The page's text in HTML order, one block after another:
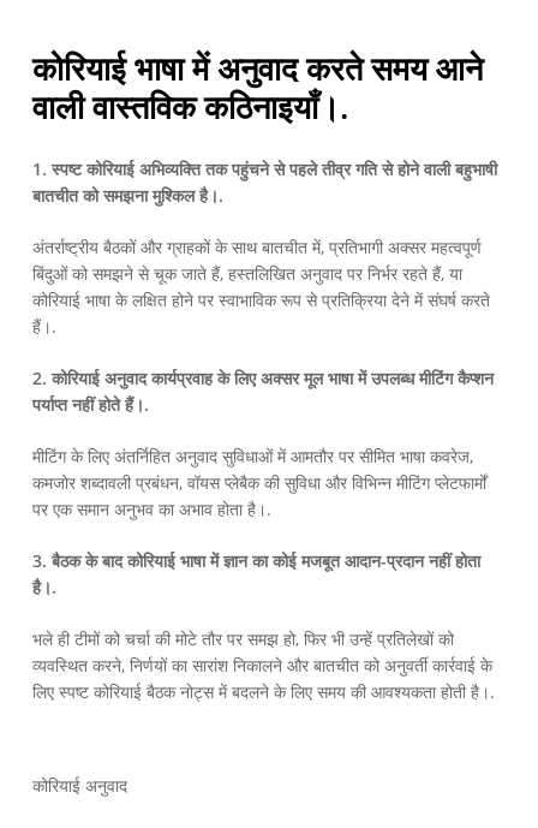
कोरियाई भाषा में अनुवाद करते समय आने
वाली वास्तविक कठिनाइयाँ।.
1. स्पष्ट कोरियाई अभिव्यक्ति तक पहुंचने से पहले तीव्र गति से होने वाली बहुभाषी
बातचीत को समझना मुश्किल है।.
अंतर्राष्ट्रीय बैठकों और ग्राहकों के साथ बातचीत में, प्रतिभागी अक्सर महत्वपूर्ण
बिंदुओं को समझने से चूक जाते हैं, हस्तलिखित अनुवाद पर निर्भर रहते हैं, या
कोरियाई भाषा के लक्षित होने पर स्वाभाविक रूप से प्रतिक्रिया देने में संघर्ष करते
हैं।.
2. कोरियाई अनुवाद कार्यप्रवाह के लिए अक्सर मूल भाषा में उपलब्ध मीटिंग कैप्शन
पर्याप्त नहीं होते हैं।.
मीटिंग के लिए अंतर्निहित अनुवाद सुविधाओं में आमतौर पर सीमित भाषा कवरेज,
कमजोर शब्दावली प्रबंधन, वॉयस प्लेबैक की सुविधा और विभिन्न मीटिंग प्लेटफार्मों
पर एक समान अनुभव का अभाव होता है।.
3. बैठक के बाद कोरियाई भाषा में ज्ञान का कोई मजबूत आदान-प्रदान नहीं होता
है।.
भले ही टीमों को चर्चा की मोटे तौर पर समझ हो, फिर भी उन्हें प्रतिलेखों को
व्यवस्थित करने, निर्णयों का सारांश निकालने और बातचीत को अनुवर्ती कार्रवाई के
लिए स्पष्ट कोरियाई बैठक नोट्स में बदलने के लिए समय की आवश्यकता होती है।.
कोरियाई अनुवाद